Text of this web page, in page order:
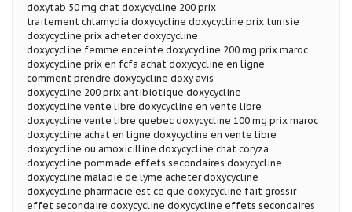
doxytab 50 mg chat doxycycline 200 prix
traitement chlamydia doxycycline doxycycline prix tunisie
doxycycline prix acheter doxycycline
doxycycline femme enceinte doxycycline 200 mg prix maroc
doxycycline prix en fcfa achat doxycycline en ligne
comment prendre doxycycline doxy avis
doxycycline 200 prix antibiotique doxycycline
doxycycline vente libre doxycycline en vente libre
doxycycline vente libre quebec doxycycline 100 mg prix maroc
doxycycline achat en ligne doxycycline en vente libre
doxycycline ou amoxicilline doxycycline chat coryza
doxycycline pommade effets secondaires doxycycline
doxycycline maladie de lyme acheter doxycycline
doxycycline pharmacie est ce que doxycycline fait grossir
effet secondaire doxycycline doxycycline effets secondaires